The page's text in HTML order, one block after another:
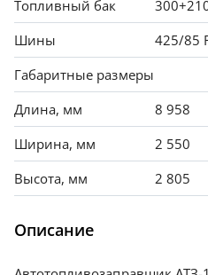
Топливный бак
Шины
425/85
Габаритные размеры
Длина, мм
8 958
Ширина, мм
2 550
Высота, мм
2 805
Описание